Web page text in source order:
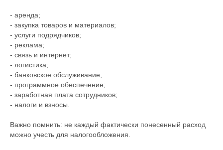
- аренда;
- закупка товаров и материалов;
- услуги подрядчиков;
- реклама;
- связь и интернет;
- логистика;
- банковское обслуживание;
- программное обеспечение;
- заработная плата сотрудников;
- налоги и взносы.
Важно помнить: не каждый фактически понесенный расход
можно учесть для налогообложения.